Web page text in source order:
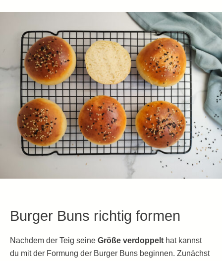
Burger Buns richtig formen
Nachdem der Teig seine Größe verdoppelt hat kannst
du mit der Formung der Burger Buns beginnen. Zunächst